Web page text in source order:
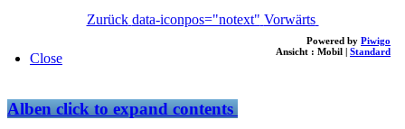
Zurück data-iconpos="notext" Vorwärts
Powered by Piwigo
Ansicht : Mobil | Standard
Close
Albenclick to expand contents